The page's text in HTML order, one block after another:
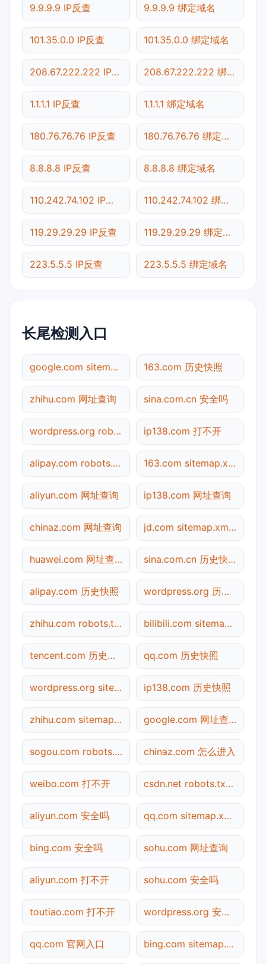
9.9.9.9 IP反查 9.9.9.9 绑定域名
101.35.0.0 IP反查 101.35.0.0 绑定域名
208.67.222.222 IP反查 208.67.222.222 绑定域名
1.1.1.1 IP反查 1.1.1.1 绑定域名
180.76.76.76 IP反查 180.76.76.76 绑定域名
8.8.8.8 IP反查 8.8.8.8 绑定域名
110.242.74.102 IP反查 110.242.74.102 绑定域名
119.29.29.29 IP反查 119.29.29.29 绑定域名
223.5.5.5 IP反查 223.5.5.5 绑定域名
长尾检测入口
google.com sitemap.xml检测 163.com 历史快照
zhihu.com 网址查询 sina.com.cn 安全吗
wordpress.org robots.txt检测 ip138.com 打不开
alipay.com robots.txt检测 163.com sitemap.xml检测
aliyun.com 网址查询 ip138.com 网址查询
chinaz.com 网址查询 jd.com sitemap.xml检测
huawei.com 网址查询 sina.com.cn 历史快照
alipay.com 历史快照 wordpress.org 历史快照
zhihu.com robots.txt检测 bilibili.com sitemap.xml检测
tencent.com 历史快照 qq.com 历史快照
wordpress.org sitemap.xml检测 ip138.com 历史快照
zhihu.com sitemap.xml检测 google.com 网址查询
sogou.com robots.txt检测 chinaz.com 怎么进入
weibo.com 打不开 csdn.net robots.txt检测
aliyun.com 安全吗 qq.com sitemap.xml检测
bing.com 安全吗 sohu.com 网址查询
aliyun.com 打不开 sohu.com 安全吗
toutiao.com 打不开 wordpress.org 安全吗
qq.com 官网入口 bing.com sitemap.xml检测